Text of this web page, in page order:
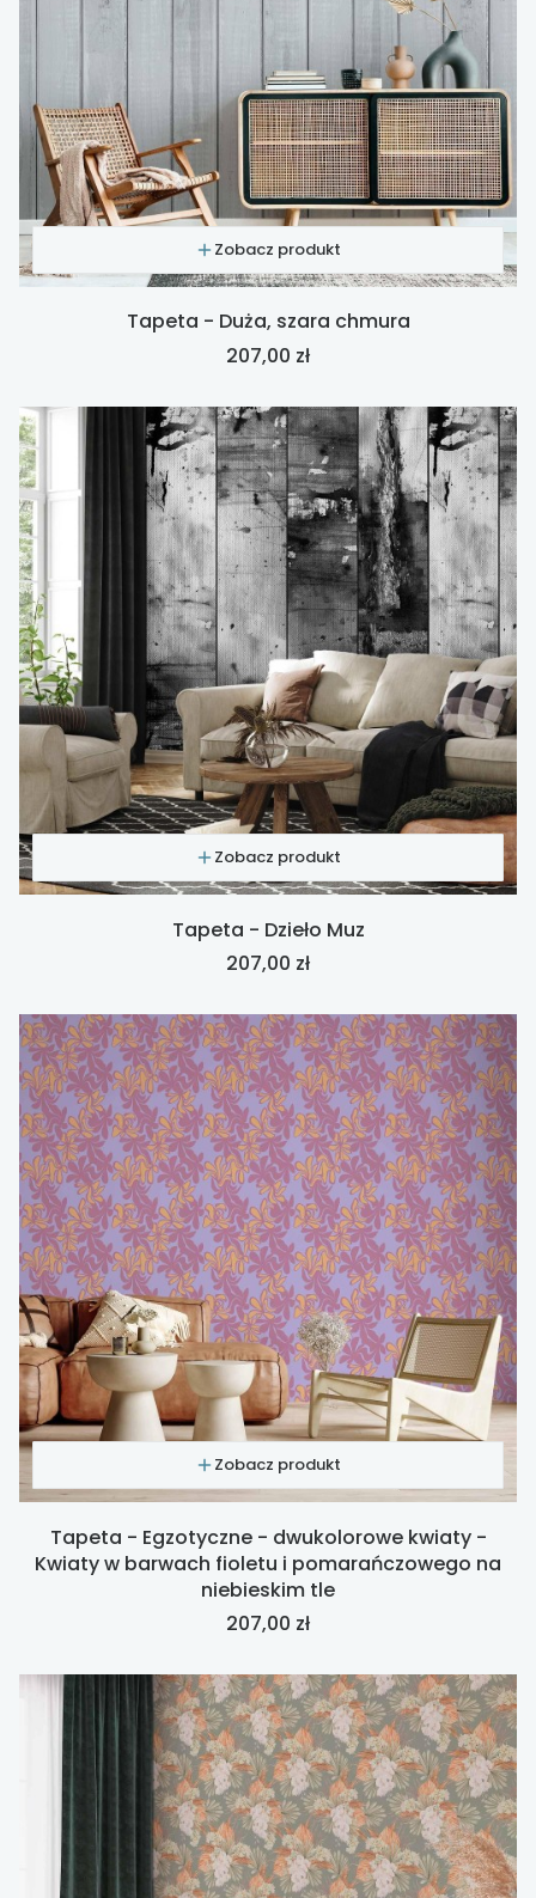
Zobacz produkt
Tapeta - Duża, szara chmura
Cena
207,00 zł
Zobacz produkt
Tapeta - Dzieło Muz
Cena
207,00 zł
Zobacz produkt
Tapeta - Egzotyczne - dwukolorowe kwiaty -
Kwiaty w barwach fioletu i pomarańczowego na
niebieskim tle
Cena
207,00 zł